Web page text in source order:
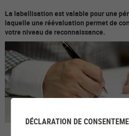
La labellisation est valable pour une
laquelle une réévaluation permet de
votre niveau de reconnaissance.
DÉCLARATION DE